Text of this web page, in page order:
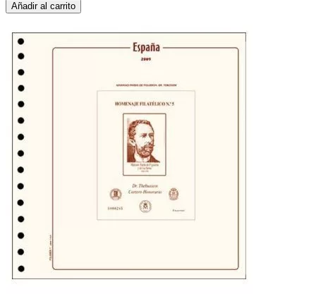
Añadir al carrito